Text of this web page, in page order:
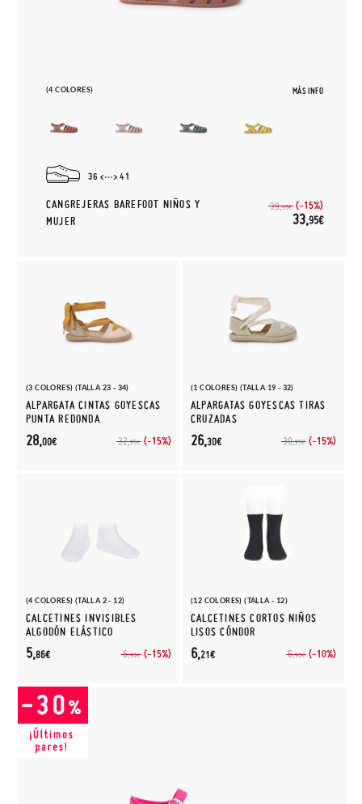
(4 COLORES) MÁS INFO
36 41
CANGREJERAS BAREFOOT NIÑOS Y
MUJER
39,95€ (-15%)
33,95€
(3 COLORES) (TALLA 23 - 34)
ALPARGATA CINTAS GOYESCAS
PUNTA REDONDA
32,95€ (-15%)
28,00€
(1 COLORES) (TALLA 19 - 32)
ALPARGATAS GOYESCAS TIRAS
CRUZADAS
30,95€ (-15%)
26,30€
(4 COLORES) (TALLA 2 - 12)
CALCETINES INVISIBLES
ALGODÓN ELÁSTICO
6,90€ (-15%)
5,86€
(12 COLORES) (TALLA - 12)
CALCETINES CORTOS NIÑOS
LISOS CÓNDOR
6,90€ (-10%)
6,21€